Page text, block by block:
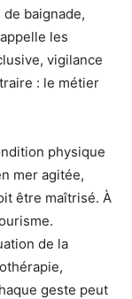
baignade,
les
vigilance
: le métier
physique
mer agitée,
être maîtrisé. À
de la
geste peut